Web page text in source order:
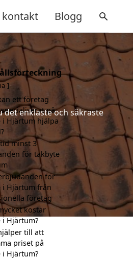
Blogg
enklaste och säkraste
ett företag
på
i Hjärtum hjälpa
minst 3
för takbyte
för
i Hjärtum från
företag
kostar
i Hjärtum?
till att
priset på
i Hjärtum?